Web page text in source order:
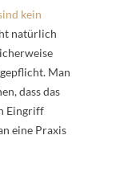
kein
natürlich
Man
dass das
Eingriff
eine Praxis